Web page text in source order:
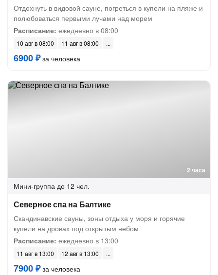
Отдохнуть в видовой сауне, погреться в купели на пляже и
полюбоваться первыми лучами над морем
Расписание: ежедневно в 08:00
10 авг в 08:00 11 авг в 08:00
6900 ₽за человека
2 часа
Мини-группа до 12 чел.
Северное спа на Балтике
Скандинавские сауны, зоны отдыха у моря и горячие
купели на дровах под открытым небом
Расписание: ежедневно в 13:00
11 авг в 13:00 12 авг в 13:00
7900 ₽за человека